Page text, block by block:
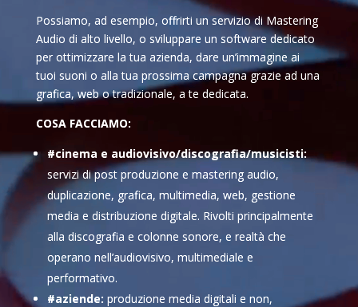
Possiamo, ad esempio, offrirti un servizio di Mastering
Audio di alto livello, o sviluppare un software dedicato
per ottimizzare la tua azienda, dare un’immagine ai
tuoi suoni o alla tua prossima campagna grazie ad una
grafica, web o tradizionale, a te dedicata.
COSA FACCIAMO:
#cinema e audiovisivo/discografia/musicisti:
servizi di post produzione e mastering audio,
duplicazione, grafica, multimedia, web, gestione
media e distribuzione digitale. Rivolti principalmente
alla discografia e colonne sonore, e realtà che
operano nell’audiovisivo, multimediale e
performativo.
#aziende: produzione media digitali e non,